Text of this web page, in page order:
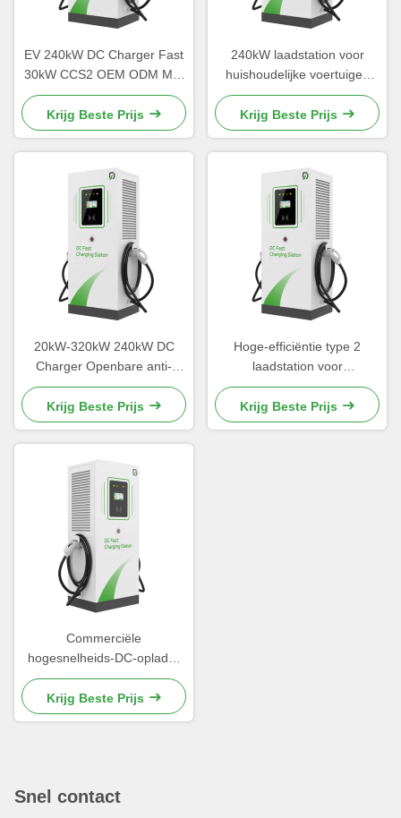
EV 240kW DC Charger Fast
30kW CCS2 OEM ODM Met
anti corrosie behandeling
Krijg Beste Prijs
240kW laadstation voor
huishoudelijke voertuigen
Dual gun met meerdere
beschermingsmechanismen
Krijg Beste Prijs
20kW-320kW 240kW DC
Charger Openbare anti-
corrosie gegalvaniseerde
stalen behuizing
Krijg Beste Prijs
Hoge-efficiëntie type 2
laadstation voor
huishoudens Hybrid Car
Charger
Krijg Beste Prijs
Commerciële
hogesnelheids-DC-oplader
van 240 kW voor openbare
laadstations
Krijg Beste Prijs
Snel contact